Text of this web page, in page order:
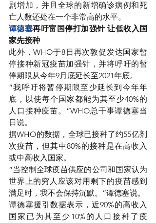
剧增加，并且全球的新增确诊病例和死
亡人数还处在一个非常高的水平。
谭德塞再吁富国停打加强针 让低收入国
家先接种
此外，WHO于8日再次敦促发达国家暂
停接种新冠疫苗加强针，并将呼吁的暂
停期限从今年9月底延长至2021年底。
“我呼吁将暂停期限至少延长到今年年
底，以使每个国家都能为其至少40%的
人口接种疫苗。”WHO总干事谭德塞当
日说。
据WHO的数据，全球已接种了约55亿剂
次疫苗，但其中80%的接种是在高收入
或中高收入国家。
“当控制全球疫苗供应的公司和国家认为
世界上的穷人应该对用剩下的疫苗感到
满足时，我不会保持沉默。”谭德塞说。
谭德塞援引数据表示，近90%的高收入
国家已为其至少10%的人口接种了疫